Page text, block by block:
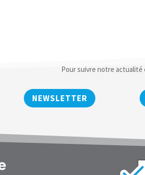
Pour suivre notre
NEWSLETTER